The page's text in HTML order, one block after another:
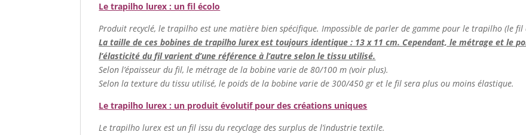
Le trapilho lurex : un fil écolo
Produit recyclé, le trapilho est une matière bien spécifique. Impossible de parler de gamme pour le trapilho (le fil
La taille de ces bobines de trapilho lurex est toujours identique : 13 x 11 cm. Cependant, le métrage et le
l’élasticité du fil varient d’une référence à l’autre selon le tissu utilisé.
Selon l’épaisseur du fil, le métrage de la bobine varie de 80/100 m (voir plus).
Selon la texture du tissu utilisé, le poids de la bobine varie de 300/450 gr et le fil sera plus ou moins élastique.
Le trapilho lurex : un produit évolutif pour des créations uniques
Le trapilho lurex est un fil issu du recyclage des surplus de l’industrie textile.